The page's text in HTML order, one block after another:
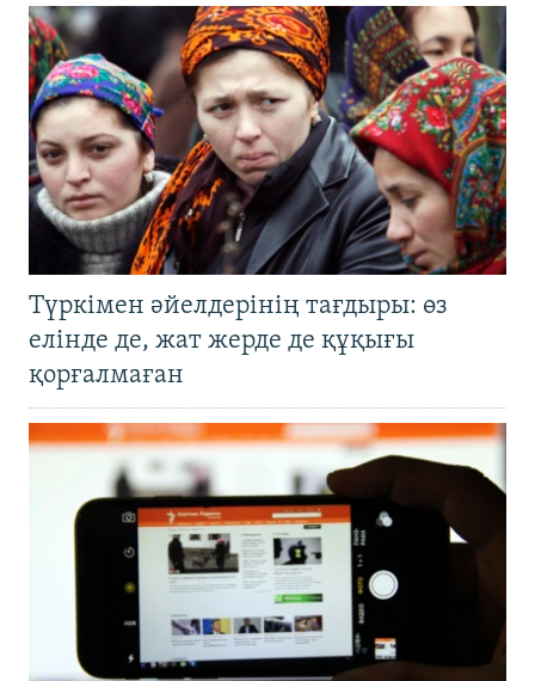
Түркімен әйелдерінің тағдыры: өз
елінде де, жат жерде де құқығы
қорғалмаған